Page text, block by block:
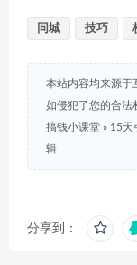
同城 技巧
本站内容均来源于
如侵犯了您的合法
搞钱小课堂 » 15天
辑
分享到：